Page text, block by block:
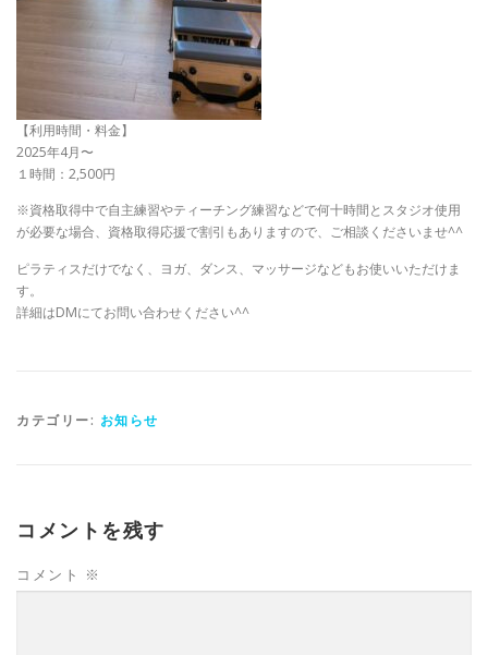
【利用時間・料金】
2025年4月〜
１時間：2,500円
※資格取得中で自主練習やティーチング練習などで何十時間とスタジオ使用
が必要な場合、資格取得応援で割引もありますので、ご相談くださいませ^^
ピラティスだけでなく、ヨガ、ダンス、マッサージなどもお使いいただけま
す。
詳細はDMにてお問い合わせください^^
カテゴリー: お知らせ
コメントを残す
コメント ※